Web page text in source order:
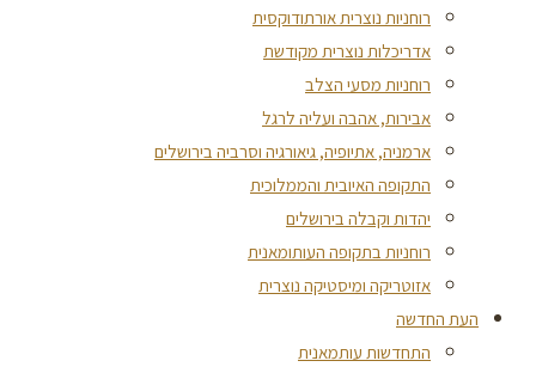
רוחניות נוצרית אורתודוקסית
אדריכלות נוצרית מקודשת
רוחניות מסעי הצלב
אבירות, אהבה ועליה לרגל
ארמניה, אתיופיה, גיאורגיה וסרביה בירושלים
התקופה האיובית והממלוכית
יהדות וקבלה בירושלים
רוחניות בתקופה העותומאנית
אזוטריקה ומיסטיקה נוצרית
העת החדשה
התחדשות עותמאנית